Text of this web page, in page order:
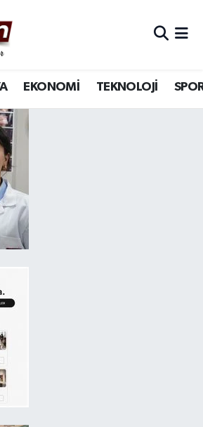
EKONOMİ TEKNOLOJİ
Durumu ve Fikstür